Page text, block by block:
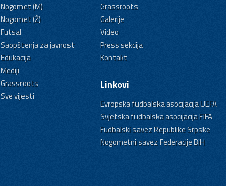
Nogomet (M)
Nogomet (Ž)
Futsal
Saopštenja za javnost
Edukacija
Mediji
Grassroots
Sve vijesti
Grassroots
Galerije
Video
Press sekcija
Kontakt
Linkovi
Evropska fudbalska asocijacija UEFA
Svjetska fudbalska asocijacija FIFA
Fudbalski savez Republike Srpske
Nogometni savez Federacije BiH